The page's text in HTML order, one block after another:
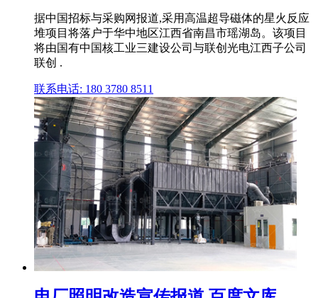
据中国招标与采购网报道,采用高温超导磁体的星火反应
堆项目将落户于华中地区江西省南昌市瑶湖岛。该项目
将由国有中国核工业三建设公司与联创光电江西子公司
联创 .
联系电话: 180 3780 8511